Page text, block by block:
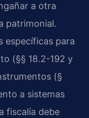
a otra
patrimonial.
específicas para
(§§ 18.2-192 y
(§
a sistemas
fiscalía debe